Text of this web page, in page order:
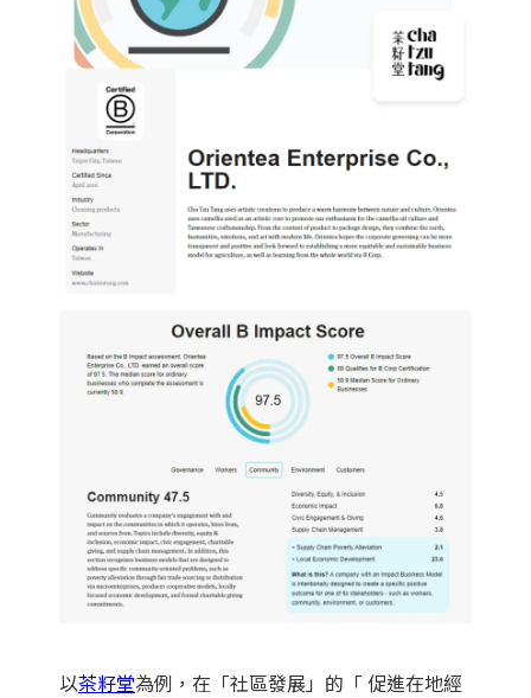
以茶籽堂為例，在「社區發展」的「 促進在地經